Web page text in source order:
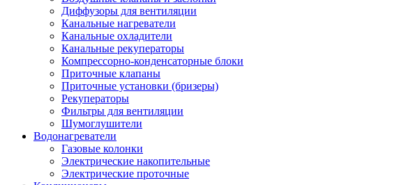
Диффузоры для вентиляции
Канальные нагреватели
Канальные охладители
Канальные рекуператоры
Компрессорно-конденсаторные блоки
Приточные клапаны
Приточные установки (бризеры)
Рекуператоры
Фильтры для вентиляции
Шумоглушители
Водонагреватели
Газовые колонки
Электрические накопительные
Электрические проточные